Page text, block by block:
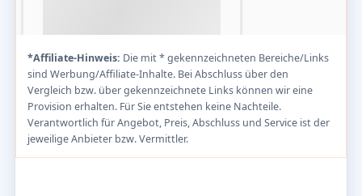
*Affiliate-Hinweis: Die mit * gekennzeichneten Bereiche/Links
sind Werbung/Affiliate-Inhalte. Bei Abschluss über den
Vergleich bzw. über gekennzeichnete Links können wir eine
Provision erhalten. Für Sie entstehen keine Nachteile.
Verantwortlich für Angebot, Preis, Abschluss und Service ist der
jeweilige Anbieter bzw. Vermittler.